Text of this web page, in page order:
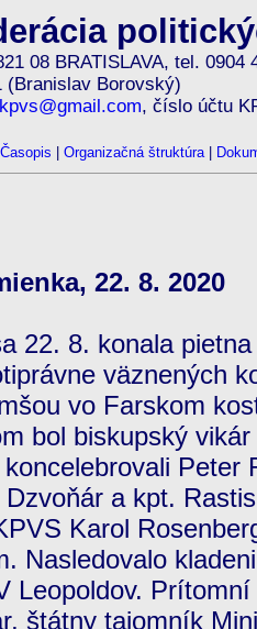
08 BRATISLAVA, tel. 0904
(Branislav Borovský)
, číslo účtu
Časopis Organizačná štruktúra|
22. 8. 2020
8. konala pietna
väznených
vo Farskom
bol biskupský
Peter
a kpt.
Karol
Nasledovalo
Leopoldov.
štátny tajomník